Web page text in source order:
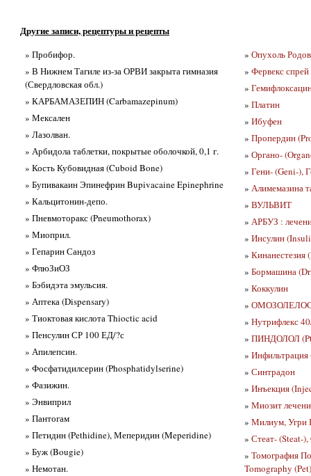
Другие записи, рецептуры и рецепты
» Пробифор.
» В Нижнем Тагиле из-за ОРВИ закрыта гимназия
(Свердловская обл.)
» КАРБАМАЗЕПИН (Carbamazepinum)
» Мексален
» Лазолван.
» Арбидола таблетки, покрытые оболочкой, 0,1 г.
» Кость Кубовидная (Cuboid Bone)
» Бупивакаин Эпинефрин Bupivacaine Epinephrine
» Кальцитонин-депо.
» Пневмоторакс (Pneumothorax)
» Миоприл.
» Гепарин Сандоз
» ФлюЗиОЗ
» Бэбидэта эмульсия.
» Аптека (Dispensary)
» Тиоктовая кислота Thioctic acid
» Пенсулин СР 100 ЕД/?с
» Апилепсин.
» Фосфатидилсерин (Phosphatidylserine)
» Фазижин.
» Энвиприл
» Пантогам
» Петидин (Pethidine), Меперидин (Meperidine)
» Буж (Bougie)
» Немотан.
» Опухоль
» Фервекс
»
» Платин
» Ибуфен
» Пропердин
» Органо-
» Гени- (Geni-),
» Алимемазина
» ВУЛЬВИТ
» АРБУЗ :
» Инсулин
» Кинанестезия
» Бормашина
» Коккулин
»
» Нутрифлекс
» ПИНДОЛОЛ
»
» Синтрадон
» Инъекция
» Миозит
» Милиум,
» Стеат- (Steat-
» Томография
Tomography